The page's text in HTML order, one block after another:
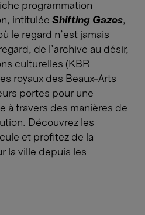
programmation
intitulée Shifting Gazes,
le regard n’est jamais
de l’archive au désir,
culturelles (KBR
royaux des Beaux-Arts
portes pour une
à travers des manières de
Découvrez les
et profitez de la
la ville depuis les